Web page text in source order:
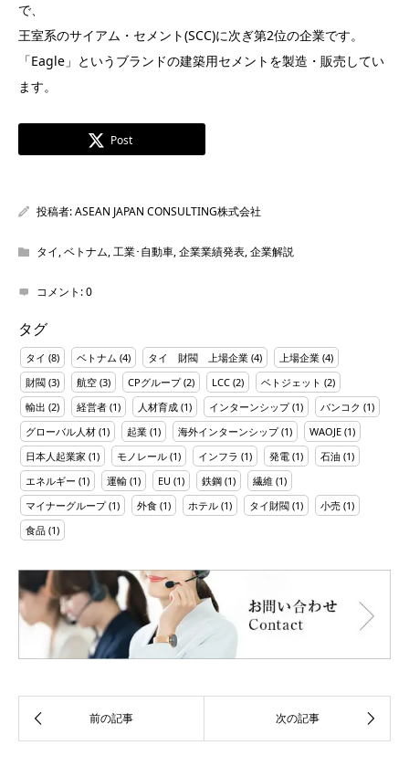
で、
王室系のサイアム・セメント(SCC)に次ぎ第2位の企業です。
「Eagle」というブランドの建築用セメントを製造・販売してい
ます。
Post
投稿者:ASEAN JAPAN CONSULTING株式会社
タイ,ベトナム,工業･自動車,企業業績発表,企業解説
コメント:0
タグ
タイ (8) ベトナム (4) タイ 財閥 上場企業 (4) 上場企業 (4)
財閥 (3) 航空 (3) CPグループ(2) LCC (2) ベトジェット (2)
輸出 (2) 経営者 (1) 人材育成 (1) インターンシップ(1) バンコク (1)
グローバル人材 (1) 起業 (1) 海外インターンシップ(1) WAOJE (1)
日本人起業家 (1) モノレール (1) インフラ (1) 発電 (1) 石油 (1)
エネルギー (1) 運輸 (1) EU (1) 鉄鋼 (1) 繊維 (1)
マイナーグループ(1) 外食 (1) ホテル (1) タイ財閥 (1) 小売 (1)
食品 (1)